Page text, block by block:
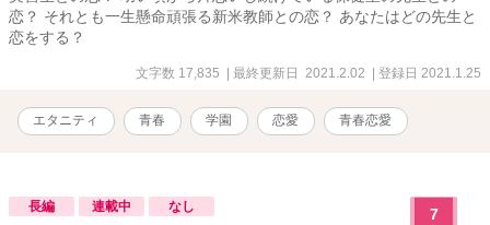
恋？ それとも一生懸命頑張る新米教師との恋？ あなたはどの先生と
恋をする？
文字数 17,835 | 最終更新日 2021.2.02 | 登録日 2021.1.25
エタニティ 青春 学園 恋愛 青春恋愛
長編 連載中 なし 7